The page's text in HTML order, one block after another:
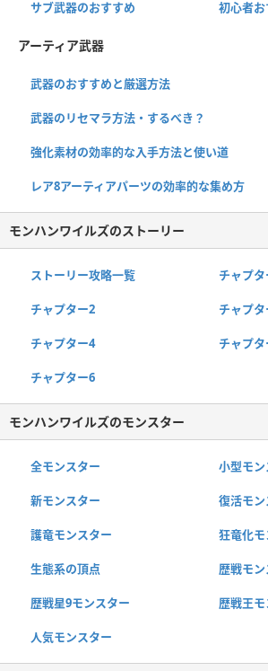
サブ武器のおすすめ 初心者
アーティア武器
武器のおすすめと厳選方法
武器のリセマラ方法・するべき？
強化素材の効率的な入手方法と使い道
レア8アーティアパーツの効率的な集め方
モンハンワイルズのストーリー
ストーリー攻略一覧 チャプタ
チャプター2 チャプタ
チャプター4 チャプタ
チャプター6
モンハンワイルズのモンスター
全モンスター 小型モン
新モンスター 復活モン
護竜モンスター 狂竜化
生態系の頂点 歴戦モン
歴戦星9モンスター 歴戦王
人気モンスター